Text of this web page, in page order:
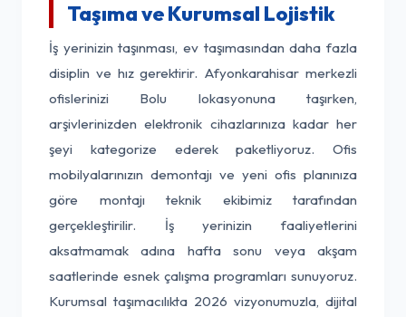
Taşıma ve Kurumsal Lojistik
İş yerinizin taşınması, ev taşımasından daha fazla
disiplin ve hız gerektirir. Afyonkarahisar merkezli
ofislerinizi Bolu lokasyonuna taşırken,
arşivlerinizden elektronik cihazlarınıza kadar her
şeyi kategorize ederek paketliyoruz. Ofis
mobilyalarınızın demontajı ve yeni ofis planınıza
göre montajı teknik ekibimiz tarafından
gerçekleştirilir. İş yerinizin faaliyetlerini
aksatmamak adına hafta sonu veya akşam
saatlerinde esnek çalışma programları sunuyoruz.
Kurumsal taşımacılıkta 2026 vizyonumuzla, dijital